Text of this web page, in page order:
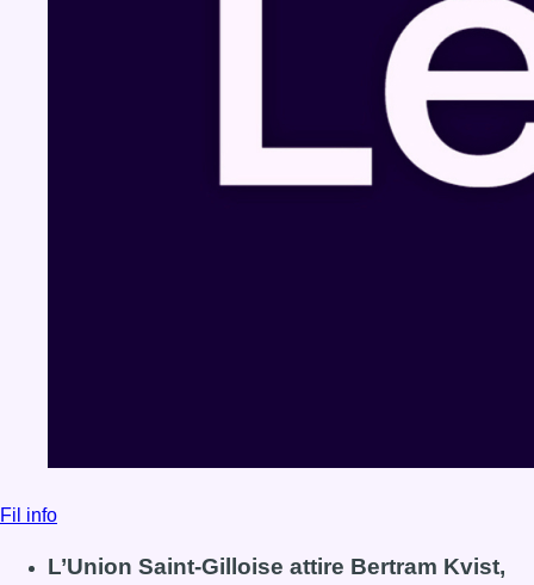
Fil info
L’Union Saint-Gilloise attire Bertram Kvist,